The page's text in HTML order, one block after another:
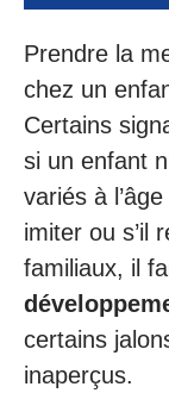
Prendre la
chez un
Certains
si un enfant
variés à
imiter ou s’il
familiaux, il
certains
inaperçus.